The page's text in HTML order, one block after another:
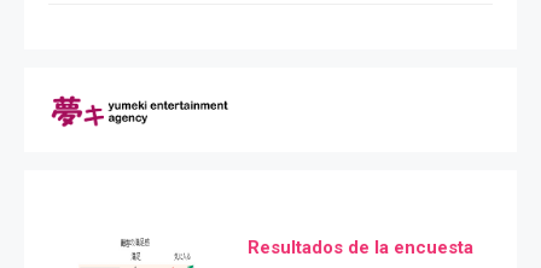
Resultados de la encuesta